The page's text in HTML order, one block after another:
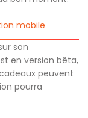
mobile
son
en version bêta,
peuvent
pourra